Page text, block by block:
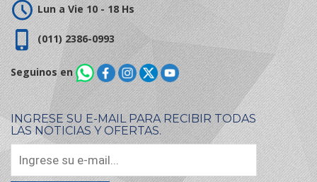
Lun a Vie 10 - 18 Hs
(011) 2386-0993
Seguinos en
INGRESE SU E-MAIL PARA RECIBIR TODAS
LAS NOTICIAS Y OFERTAS.